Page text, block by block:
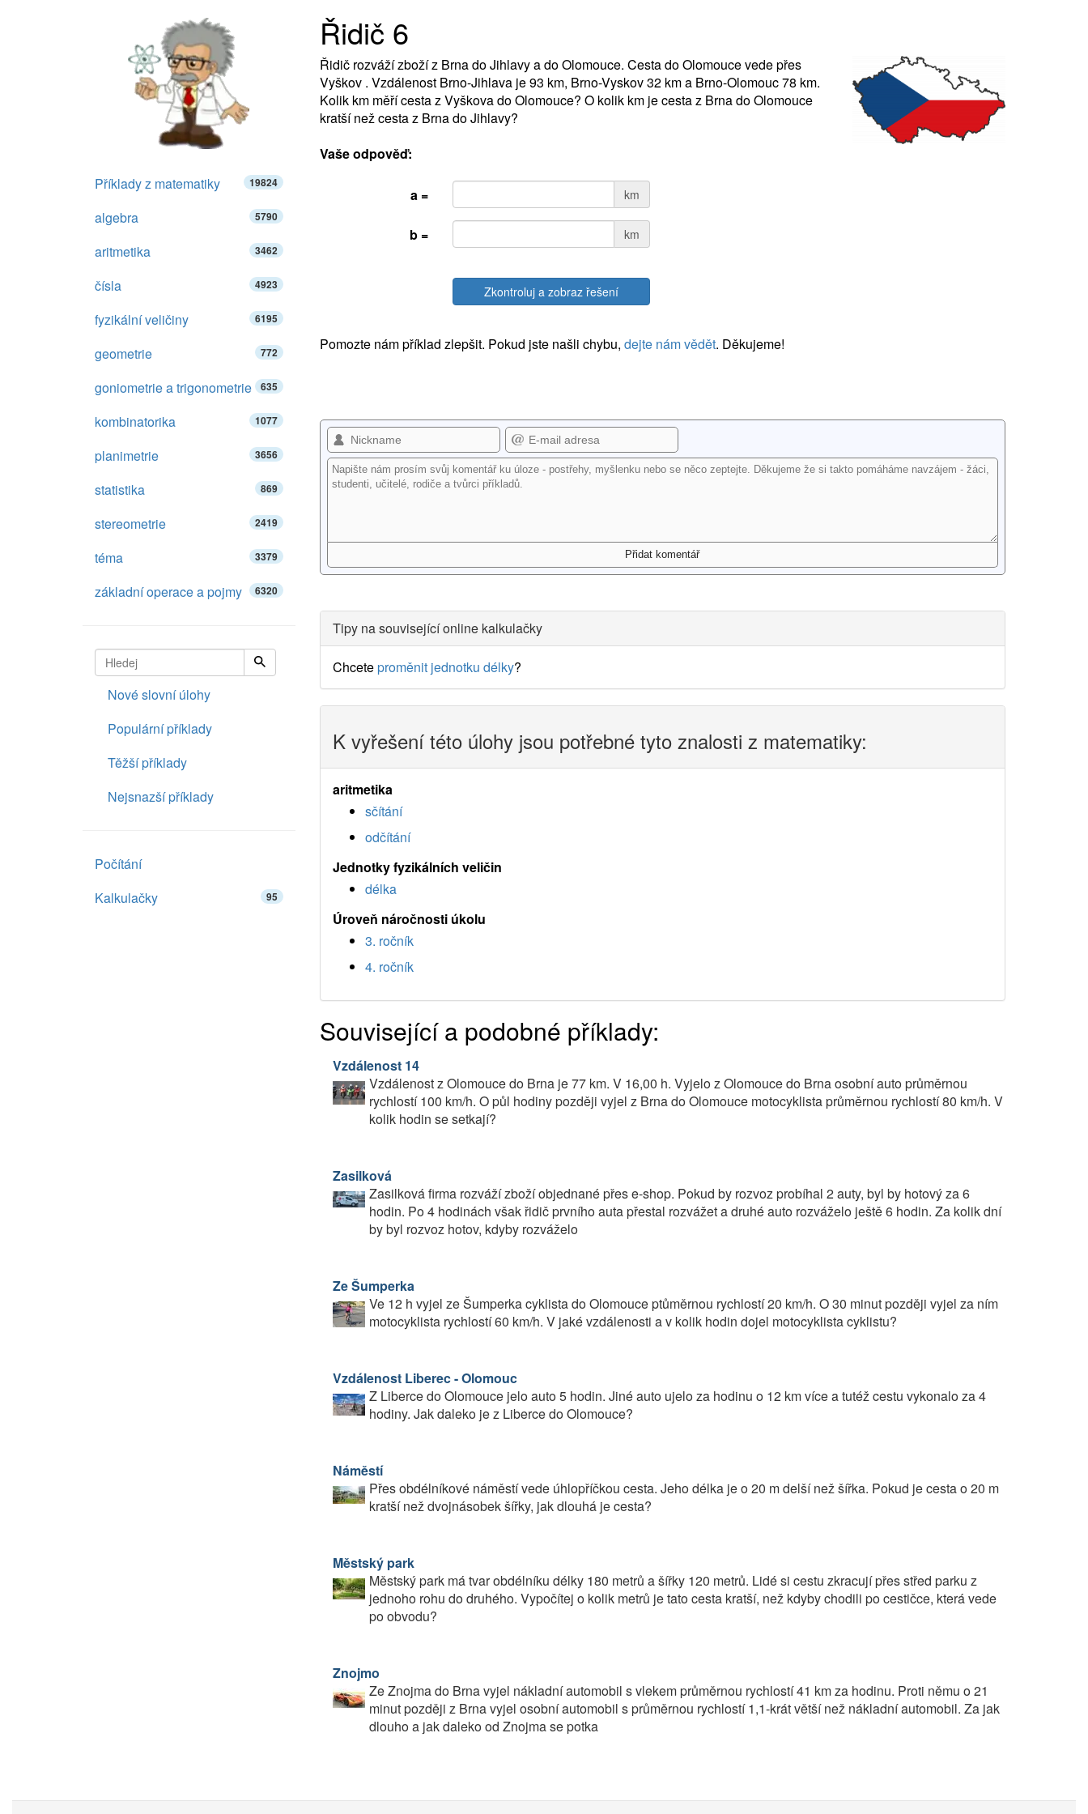
Řidič 6
Řidič rozváží zboží z Brna do Jihlavy a do Olomouce. Cesta do Olomouce vede přes
Vyškov . Vzdálenost Brno-Jihlava je 93 km, Brno-Vyskov 32 km a Brno-Olomouc 78 km.
Kolik km měří cesta z Vyškova do Olomouce? O kolik km je cesta z Brna do Olomouce
kratší než cesta z Brna do Jihlavy?
Vaše odpověď:
a = km
b = km
Zkontroluj a zobraz řešení
Pomozte nám příklad zlepšit. Pokud jste našli chybu, dejte nám vědět. Děkujeme!
Tipy na související online kalkulačky
Chceteproměnit jednotku délky?
K vyřešení této úlohy jsou potřebné tyto znalosti z matematiky:
aritmetika
sčítání
odčítání
Jednotky fyzikálních veličin
délka
Úroveň náročnosti úkolu
3. ročník
4. ročník
Související a podobné příklady:
Vzdálenost 14
Vzdálenost z Olomouce do Brna je 77 km. V 16,00 h. Vyjelo z Olomouce do Brna osobní auto průměrnou
rychlostí 100 km/h. O půl hodiny později vyjel z Brna do Olomouce motocyklista průměrnou rychlostí 80 km/h. V
kolik hodin se setkají?
Zasilková
Zasilková firma rozváží zboží objednané přes e-shop. Pokud by rozvoz probíhal 2 auty, byl by hotový za 6
hodin. Po 4 hodinách však řidič prvního auta přestal rozvážet a druhé auto rozváželo ještě 6 hodin. Za kolik dní
by byl rozvoz hotov, kdyby rozváželo
Ze Šumperka
Ve 12 h vyjel ze Šumperka cyklista do Olomouce ptůměrnou rychlostí 20 km/h. O 30 minut později vyjel za ním
motocyklista rychlostí 60 km/h. V jaké vzdálenosti a v kolik hodin dojel motocyklista cyklistu?
Vzdálenost Liberec - Olomouc
Z Liberce do Olomouce jelo auto 5 hodin. Jiné auto ujelo za hodinu o 12 km více a tutéž cestu vykonalo za 4
hodiny. Jak daleko je z Liberce do Olomouce?
Náměstí
Přes obdélníkové náměstí vede úhlopříčkou cesta. Jeho délka je o 20 m delší než šířka. Pokud je cesta o 20 m
kratší než dvojnásobek šířky, jak dlouhá je cesta?
Městský park
Městský park má tvar obdélníku délky 180 metrů a šířky 120 metrů. Lidé si cestu zkracují přes střed parku z
jednoho rohu do druhého. Vypočítej o kolik metrů je tato cesta kratší, než kdyby chodili po cestičce, která vede
po obvodu?
Znojmo
Ze Znojma do Brna vyjel nákladní automobil s vlekem průměrnou rychlostí 41 km za hodinu. Proti němu o 21
minut později z Brna vyjel osobní automobil s průměrnou rychlostí 1,1-krát větší než nákladní automobil. Za jak
dlouho a jak daleko od Znojma se potka
Příklady z matematiky 19824
algebra 5790
aritmetika 3462
čísla 4923
fyzikální veličiny 6195
geometrie 772
goniometrie a trigonometrie 635
kombinatorika 1077
planimetrie 3656
statistika 869
stereometrie 2419
téma 3379
základní operace a pojmy 6320
Nové slovní úlohy
Populární příklady
Těžší příklady
Nejsnazší příklady
Počítání
Kalkulačky
95